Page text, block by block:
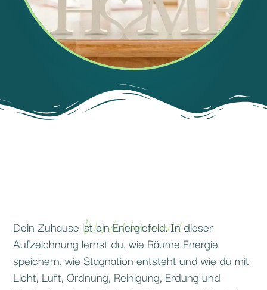
Was dich hier erwartet
Dein Zuhause ist ein Energiefeld. In dieser
Aufzeichnung lernst du, wie Räume Energie
speichern, wie Stagnation entsteht und wie du mit
Licht, Luft, Ordnung, Reinigung, Erdung und